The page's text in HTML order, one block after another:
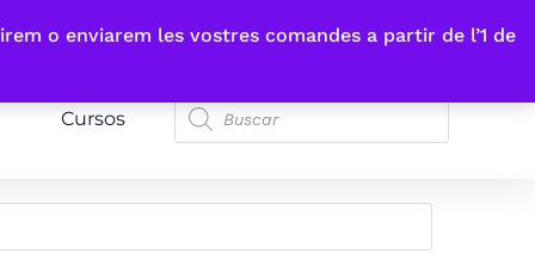
o enviarem les vostres comandes a partir de l’1 de
Cursos